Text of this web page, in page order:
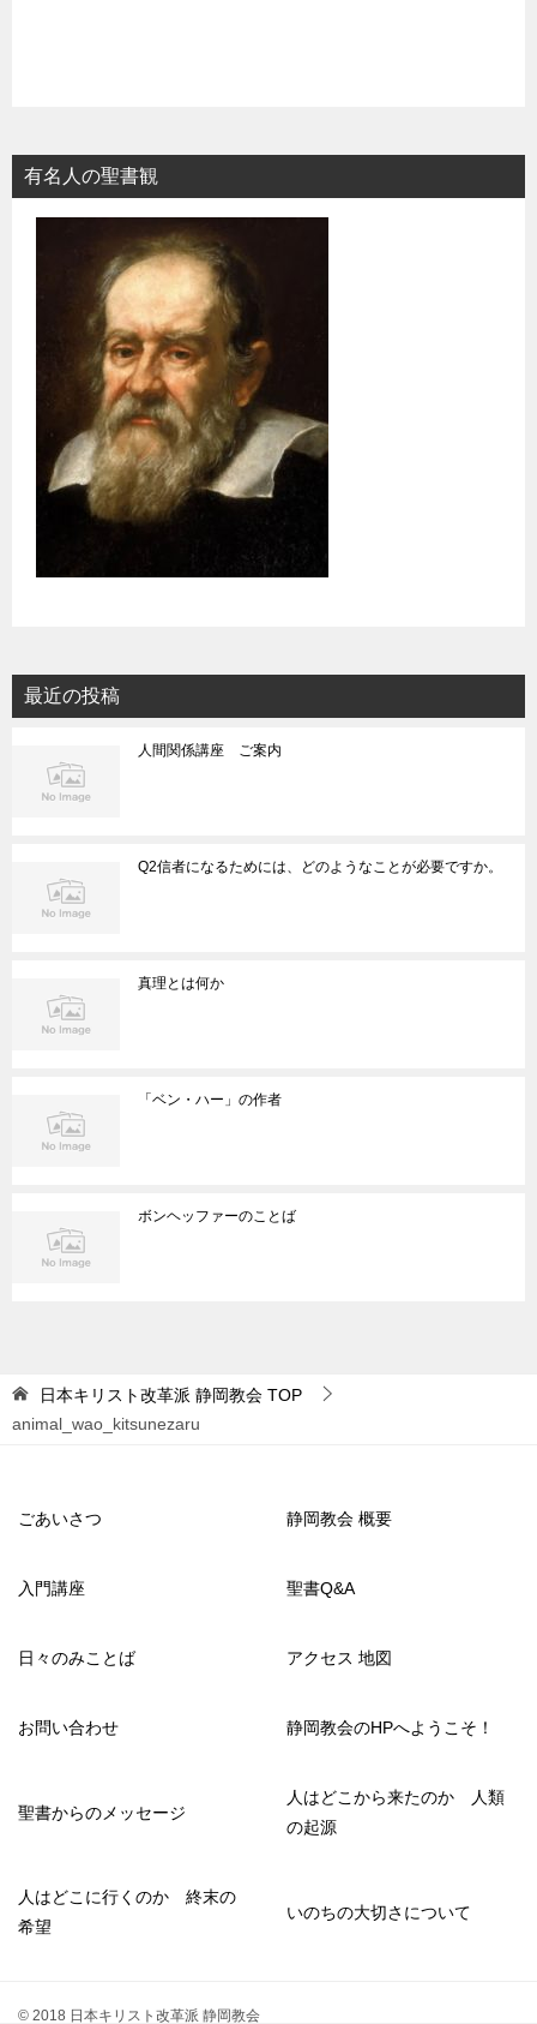
有名人の聖書観
最近の投稿
人間関係講座 ご案内
Q2信者になるためには、どのようなことが必要ですか。
真理とは何か
「ベン・ハー」の作者
ボンヘッファーのことば
日本キリスト改革派 静岡教会 TOP
animal_wao_kitsunezaru
ごあいさつ 静岡教会 概要
入門講座 聖書Q&A
日々のみことば アクセス 地図
お問い合わせ 静岡教会のHPへようこそ！
聖書からのメッセージ
人はどこから来たのか 人類
の起源
人はどこに行くのか 終末の
希望
いのちの大切さについて
© 2018 日本キリスト改革派 静岡教会